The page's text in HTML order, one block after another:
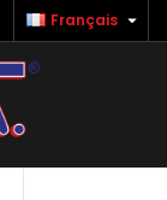
Français 